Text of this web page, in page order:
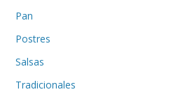
Pan
Postres
Salsas
Tradicionales